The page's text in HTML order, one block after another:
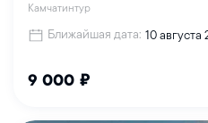
Камчатинтур
Ближайшая дата: 10 августа
9 000 ₽